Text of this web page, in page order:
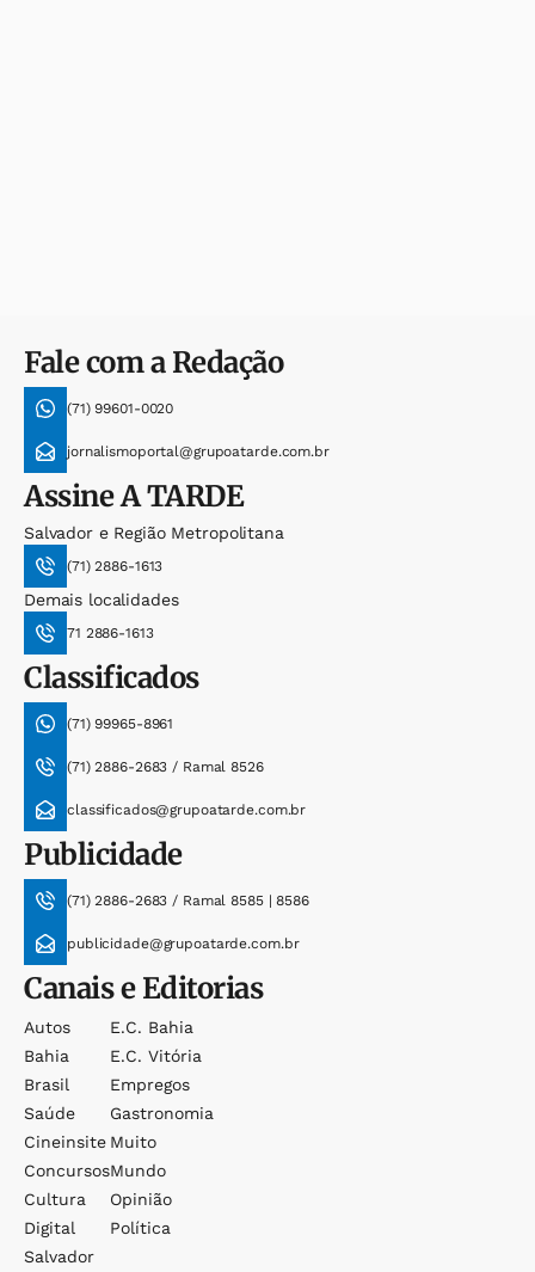
Fale com a Redação
(71) 99601-0020
jornalismoportal@grupoatarde.com.br
AssineA TARDE
Salvador e Região Metropolitana
(71) 2886-1613
Demais localidades
71 2886-1613
Classificados
(71) 99965-8961
(71) 2886-2683 / Ramal 8526
classificados@grupoatarde.com.br
Publicidade
(71) 2886-2683 / Ramal 8585 | 8586
publicidade@grupoatarde.com.br
Canais e Editorias
Autos
Bahia
Brasil
Saúde
Cineinsite
Concursos
Cultura
Digital
Salvador
E.c. Bahia
E.c. Vitória
Empregos
Gastronomia
Muito
Mundo
Opinião
Política